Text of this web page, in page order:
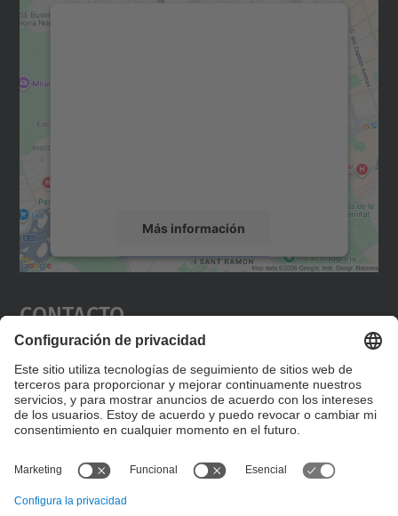
Más información
Aceptar
powered by
Contacto
Editad en la página "Contacto personalizado", que
encontraréis en la raíz de español, vuestros datos
personalizados de contacto.
Formulario de contacto